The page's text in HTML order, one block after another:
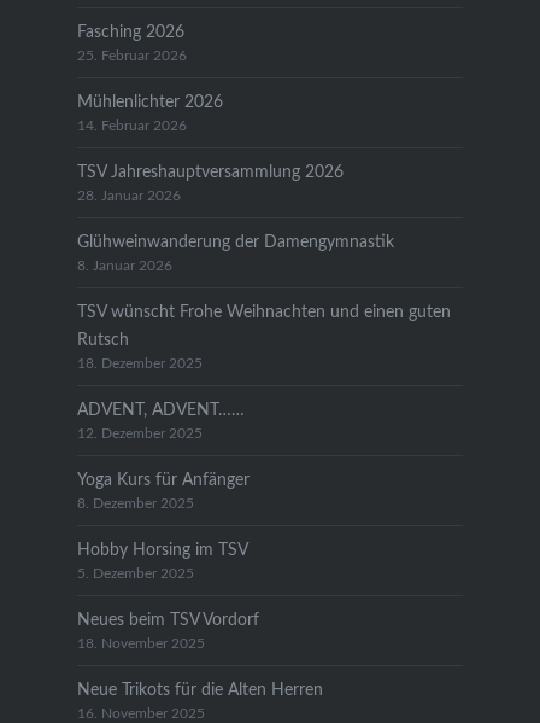
Fasching 2026
25. Februar 2026
Mühlenlichter 2026
14. Februar 2026
TSV Jahreshauptversammlung 2026
28. Januar 2026
Glühweinwanderung der Damengymnastik
8. Januar 2026
TSV wünscht Frohe Weihnachten und einen guten
Rutsch
18. Dezember 2025
ADVENT, ADVENT……
12. Dezember 2025
Yoga Kurs für Anfänger
8. Dezember 2025
Hobby Horsing im TSV
5. Dezember 2025
Neues beim TSV Vordorf
18. November 2025
Neue Trikots für die Alten Herren
16. November 2025